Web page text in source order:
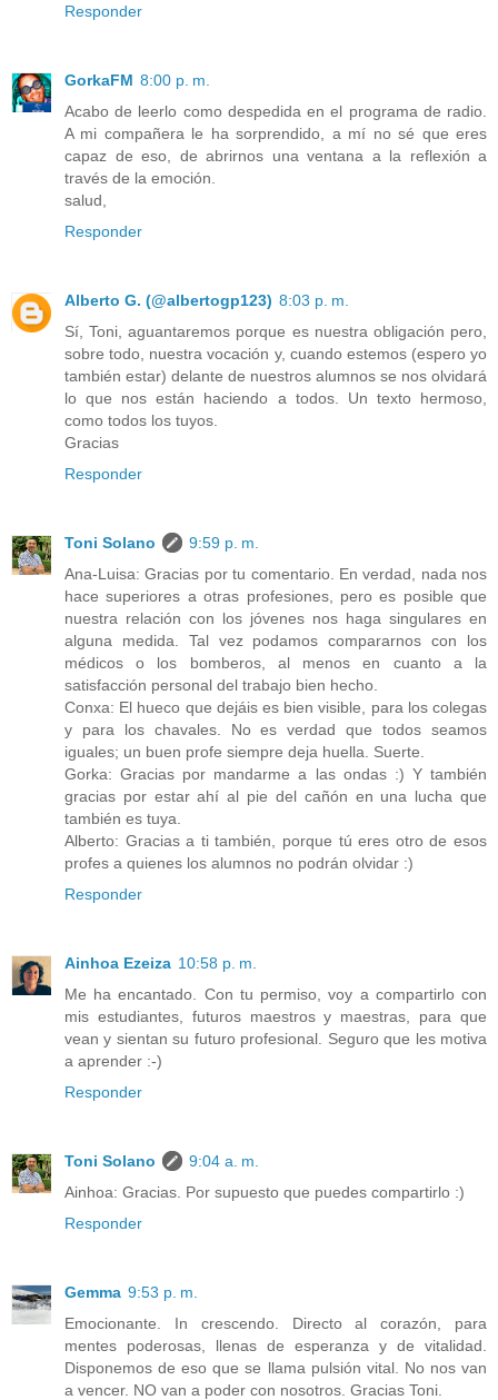
Responder
GorkaFM 8:00 p. m.
Acabo de leerlo como despedida en el programa de radio.
A mi compañera le ha sorprendido, a mí no sé que eres
capaz de eso, de abrirnos una ventana a la reflexión a
través de la emoción.
salud,
Responder
Alberto G. (@albertogp123) 8:03 p. m.
Sí, Toni, aguantaremos porque es nuestra obligación pero,
sobre todo, nuestra vocación y, cuando estemos (espero yo
también estar) delante de nuestros alumnos se nos olvidará
lo que nos están haciendo a todos. Un texto hermoso,
como todos los tuyos.
Gracias
Responder
Toni Solano
9:59 p. m.
Ana-Luisa: Gracias por tu comentario. En verdad, nada nos
hace superiores a otras profesiones, pero es posible que
nuestra relación con los jóvenes nos haga singulares en
alguna medida. Tal vez podamos compararnos con los
médicos o los bomberos, al menos en cuanto a la
satisfacción personal del trabajo bien hecho.
Conxa: El hueco que dejáis es bien visible, para los colegas
y para los chavales. No es verdad que todos seamos
iguales; un buen profe siempre deja huella. Suerte.
Gorka: Gracias por mandarme a las ondas :) Y también
gracias por estar ahí al pie del cañón en una lucha que
también es tuya.
Alberto: Gracias a ti también, porque tú eres otro de esos
profes a quienes los alumnos no podrán olvidar :)
Responder
Ainhoa Ezeiza 10:58 p. m.
Me ha encantado. Con tu permiso, voy a compartirlo con
mis estudiantes, futuros maestros y maestras, para que
vean y sientan su futuro profesional. Seguro que les motiva
a aprender :-)
Responder
Toni Solano
9:04 a. m.
Ainhoa: Gracias. Por supuesto que puedes compartirlo :)
Responder
Gemma 9:53 p. m.
Emocionante. In crescendo. Directo al corazón, para
mentes poderosas, llenas de esperanza y de vitalidad.
Disponemos de eso que se llama pulsión vital. No nos van
a vencer. NO van a poder con nosotros. Gracias Toni.